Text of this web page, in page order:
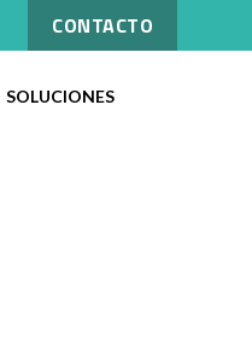
CONTACTO
SOLUCIONES